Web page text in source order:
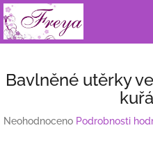
Přejít
na
obsah
Bavlněné utěrky
Průměrné
Neohodnoceno Podrobnosti